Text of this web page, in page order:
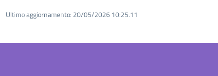
Ultimo aggiornamento: 20/05/2026 10:25.11